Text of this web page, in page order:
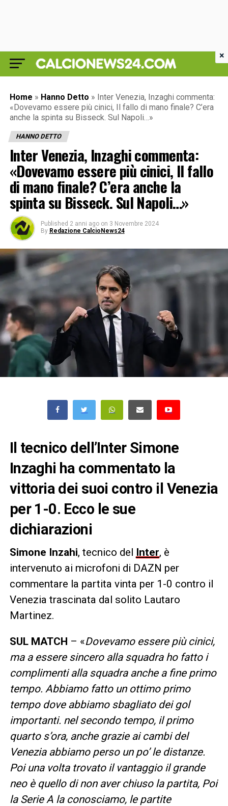
Home » Hanno Detto » Inter Venezia, Inzaghi commenta:
«Dovevamo essere più cinici, Il fallo di mano finale? C’era
anche la spinta su Bisseck. Sul Napoli…»
HANNO DETTO
Inter Venezia, Inzaghi commenta:
«Dovevamo essere più cinici, Il fallo
di mano finale? C’era anche la
spinta su Bisseck. Sul Napoli…»
Published 2 anni ago on 3 Novembre 2024
By Redazione CalcioNews24
Il tecnico dell’Inter Simone
Inzaghi ha commentato la
vittoria dei suoi contro il Venezia
per 1-0. Ecco le sue
dichiarazioni
Simone Inzahi, tecnico del Inter, è
intervenuto ai microfoni di DAZN per
commentare la partita vinta per 1-0 contro il
Venezia trascinata dal solito Lautaro
Martinez.
SUL MATCH – «Dovevamo essere più cinici,
ma a essere sincero alla squadra ho fatto i
complimenti alla squadra anche a fine primo
tempo. Abbiamo fatto un ottimo primo
tempo dove abbiamo sbagliato dei gol
importanti. nel secondo tempo, il primo
quarto s’ora, anche grazie ai cambi del
Venezia abbiamo perso un po’ le distanze.
Poi una volta trovato il vantaggio il grande
neo è quello di non aver chiuso la partita, Poi
la Serie A la conosciamo, le partite
×